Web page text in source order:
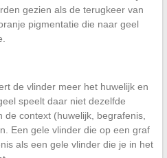
gezien als de terugkeer van
pigmentatie die naar geel
de vlinder meer het huwelijk en
speelt daar niet dezelfde
de context (huwelijk, begrafenis,
Een gele vlinder die op een graf
als een gele vlinder die je in het